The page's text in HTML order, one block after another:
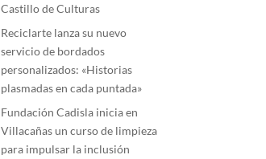
Castillo de Culturas
Reciclarte lanza su nuevo
servicio de bordados
personalizados: «Historias
plasmadas en cada puntada»
Fundación Cadisla inicia en
Villacañas un curso de limpieza
para impulsar la inclusión